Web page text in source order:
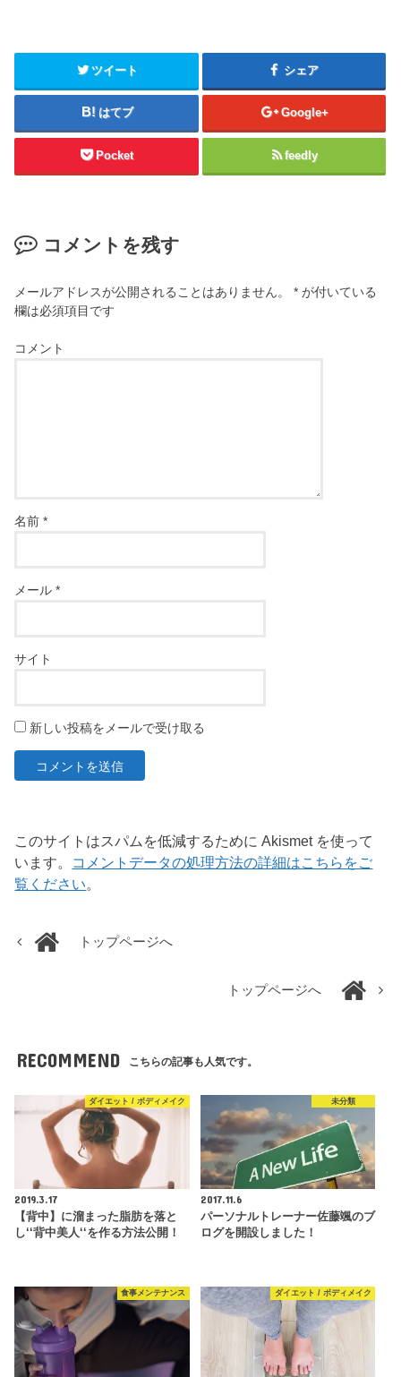
ツイート シェア
はてブ Google+
Pocket feedly
コメントを残す
メールアドレスが公開されることはありません。 * が付いている
欄は必須項目です
コメント
名前*
メール*
サイト
新しい投稿をメールで受け取る
このサイトはスパムを低減するために Akismet を使って
います。 コメントデータの処理方法の詳細はこちらをご
覧ください。
トップページへ
トップページへ
RECOMMEND こちらの記事も人気です。
ダイエット / ボディメイク
2019.3.17
【背中】に溜まった脂肪を落と
し‘‘背中美人‘‘を作る方法公開！
未分類
2017.11.6
パーソナルトレーナー佐藤颯のブ
ログを開設しました！
食事メンテナンス ダイエット / ボディメイク